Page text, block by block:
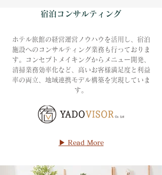
宿泊コンサルティング
ホテル旅館の経営運営ノウハウを活用し、宿泊
施設へのコンサルティング業務も行っておりま
す。コンセプトメイキングからメニュー開発、
清掃業務効率化など、高いお客様満足度と利益
率の両立、地域連携モデル構築を実現していま
す。
▶ Read More